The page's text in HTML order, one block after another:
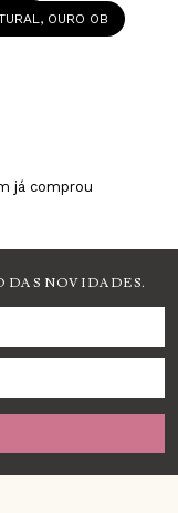
OURO OB
já comprou
DAS NOVIDADES.